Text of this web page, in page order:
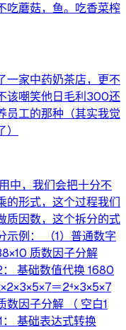
吃蘑菇，鱼。吃香菜榨
一家中药奶茶店，更不
该嘲笑他日毛利300还
员工的那种（其实我觉
中，我们会把十分不
的形式，这个过程我们
质因数，这个拆分的式
示例： （1）普通数字
质数因子分解
基础数值代换 1680
＝2⁴×3×5×7
数因子分解 （ 空白1
基础表达式转换